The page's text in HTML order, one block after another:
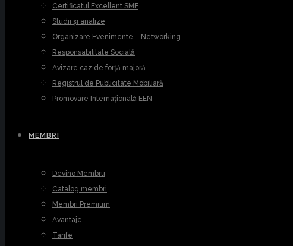
Certificatul Excellent SME
Studii și analize
Organizare Evenimente – Networking
Responsabilitate Socială
Avizare caz de forță majoră
Registrul de Publicitate Mobiliară
Promovare Internațională EEN
MEMBRI
Devino Membru
Catalog membri
Membri Premium
Avantaje
Tarife